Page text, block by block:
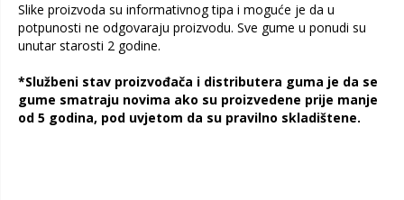
Slike proizvoda su informativnog tipa i moguće je da u
potpunosti ne odgovaraju proizvodu. Sve gume u ponudi su
unutar starosti 2 godine.
*Službeni stav proizvođača i distributera guma je da se
gume smatraju novima ako su proizvedene prije manje
od 5 godina, pod uvjetom da su pravilno skladištene.